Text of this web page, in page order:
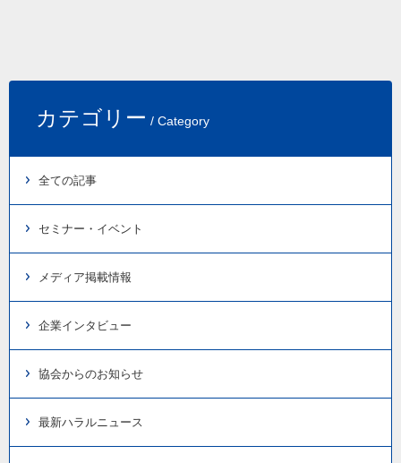
カテゴリー / Category
全ての記事
セミナー・イベント
メディア掲載情報
企業インタビュー
協会からのお知らせ
最新ハラルニュース